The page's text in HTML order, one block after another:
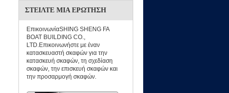
ΣΤΕΊΛΤΕ ΜΙΑ ΕΡΏΤΗΣΗ
ΕπικοινωνίαSHING SHENG FA
BOAT BUILDING CO.,
LTD.Επικοινωνήστε με έναν
κατασκευαστή σκαφών για την
κατασκευή σκαφών, τη σχεδίαση
σκαφών, την επισκευή σκαφών και
την προσαρμογή σκαφών.